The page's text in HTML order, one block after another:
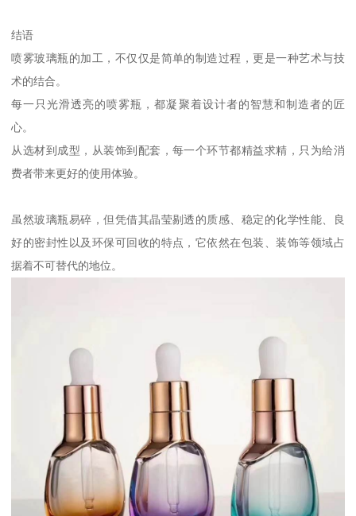
结语
喷雾玻璃瓶的加工，不仅仅是简单的制造过程，更是一种艺术与技
术的结合。
每一只光滑透亮的喷雾瓶，都凝聚着设计者的智慧和制造者的匠
心。
从选材到成型，从装饰到配套，每一个环节都精益求精，只为给消
费者带来更好的使用体验。
虽然玻璃瓶易碎，但凭借其晶莹剔透的质感、稳定的化学性能、良
好的密封性以及环保可回收的特点，它依然在包装、装饰等领域占
据着不可替代的地位。